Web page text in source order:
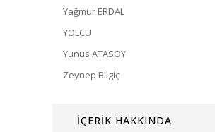
Yağmur ERDAL
YOLCU
Yunus ATASOY
Zeynep Bilgiç
İÇERİK HAKKINDA